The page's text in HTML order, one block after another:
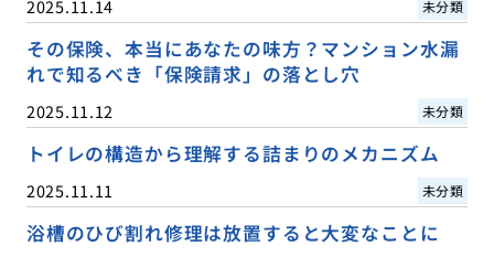
2025.11.14 未分類
その保険、本当にあなたの味方？マンション水漏
れで知るべき「保険請求」の落とし穴
2025.11.12 未分類
トイレの構造から理解する詰まりのメカニズム
2025.11.11 未分類
浴槽のひび割れ修理は放置すると大変なことに